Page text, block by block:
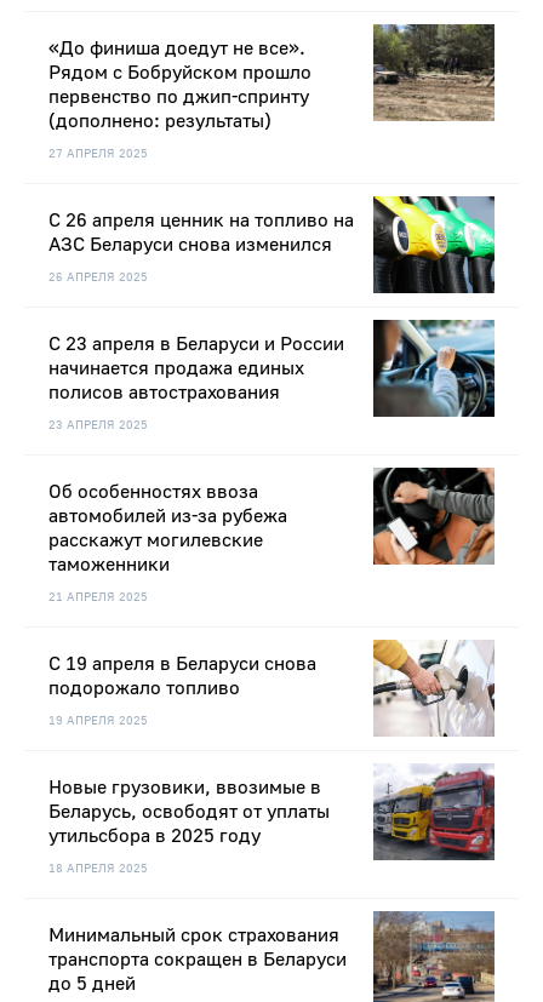
27 АПРЕЛЯ 2025
«До финиша доедут не все».
Рядом с Бобруйском прошло
первенство по джип-спринту
(дополнено: результаты)
26 АПРЕЛЯ 2025
С 26 апреля ценник на топливо на
АЗС Беларуси снова изменился
23 АПРЕЛЯ 2025
С 23 апреля в Беларуси и России
начинается продажа единых
полисов автострахования
21 АПРЕЛЯ 2025
Об особенностях ввоза
автомобилей из-за рубежа
расскажут могилевские
таможенники
19 АПРЕЛЯ 2025
С 19 апреля в Беларуси снова
подорожало топливо
18 АПРЕЛЯ 2025
Новые грузовики, ввозимые в
Беларусь, освободят от уплаты
утильсбора в 2025 году
Минимальный срок страхования
транспорта сокращен в Беларуси
до 5 дней